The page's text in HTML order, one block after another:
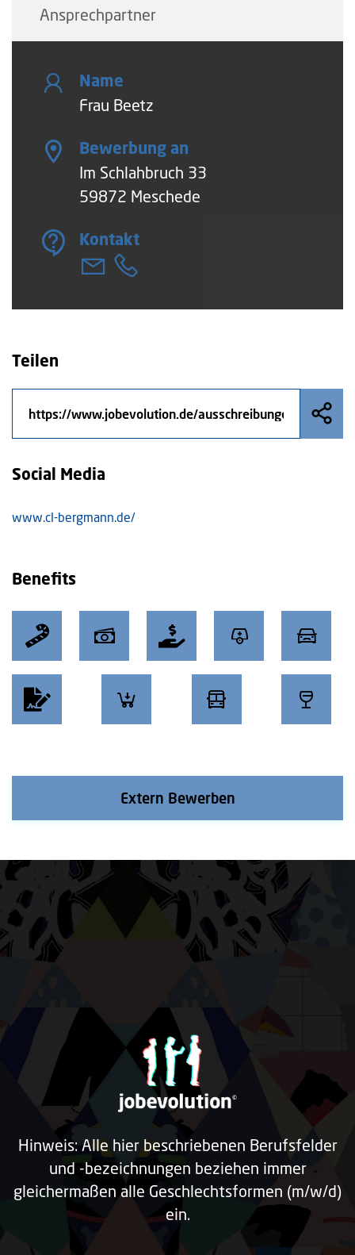
Ansprechpartner
Name
Frau Beetz
Bewerbung an
Im Schlahbruch 33
59872 Meschede
Kontakt
Teilen
Social Media
www.cl-bergmann.de/
Benefits
Extern Bewerben
Hinweis: Alle hier beschriebenen Berufsfelder
und -bezeichnungen beziehen immer
gleichermaßen alle Geschlechtsformen (m/w/d)
ein.